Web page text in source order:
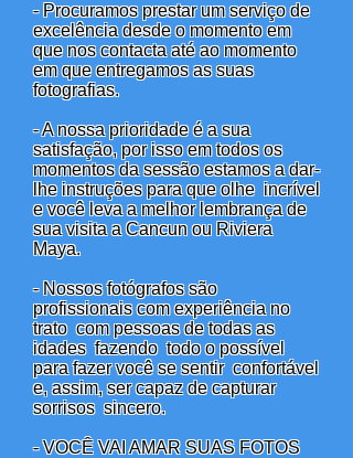
- Procuramos prestar um serviço de
excelência desde o momento em
que nos contacta até ao momento
em que entregamos as suas
fotografias.
- A nossa prioridade é a sua
satisfação, por isso em todos os
momentos da sessão estamos a dar-
lhe instruções para que olhe incrível
e você leva a melhor lembrança de
sua visita a Cancun ou Riviera
Maya.
- Nossos fotógrafos são
profissionais com experiência no
trato com pessoas de todas as
idades fazendo todo o possível
para fazer você se sentir confortável
e, assim, ser capaz de capturar
sorrisos sincero.
- VOCÊ VAI AMAR SUAS FOTOS